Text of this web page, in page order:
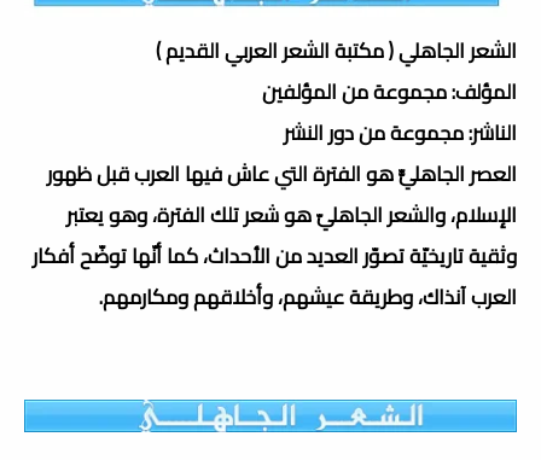
الشعر الجاهلي ( مكتبة الشعر العربي القديم )
المؤلف: مجموعة من المؤلفين
الناشر: مجموعة من دور النشر
العصر الجاهليّّ هو الفترة التي عاش فيها العرب قبل ظهور
الإسلام، والشعر الجاهليّ هو شعر تلك الفترة، وهو يعتبر
وثقية تاريخيّة تصوّر العديد من الأحداث، كما أنّها توضّح أفكار
العرب آنذاك، وطريقة عيشهم، وأخلاقهم ومكارمهم.